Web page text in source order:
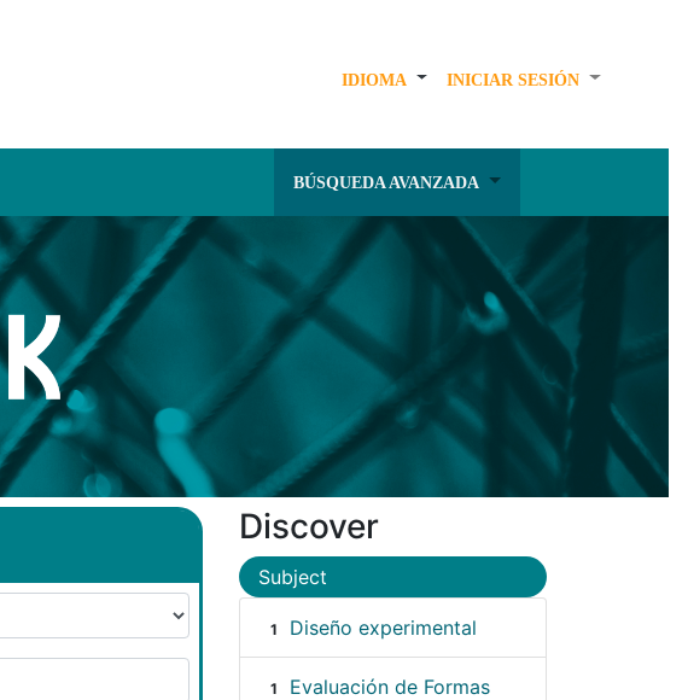
IDIOMA INICIAR SESIÓN
BÚSQUEDA AVANZADA
Discover
Subject
1 Diseño experimental
1
Evaluación de Formas